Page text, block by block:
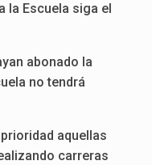
la Escuela siga el
abonado la
no tendrá
aquellas
carreras